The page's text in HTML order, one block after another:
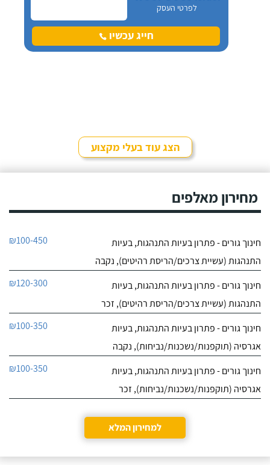
לפרטי העסק
חייג עכשיו
הצג עוד בעלי מקצוע
מחירון מאלפים
חינוך גורים - פתרון בעיות התנהגות, בעיות
התנהגות (עשיית צרכים/הריסת רהיטים), נקבה
₪100-450
חינוך גורים - פתרון בעיות התנהגות, בעיות
התנהגות (עשיית צרכים/הריסת רהיטים), זכר
₪120-300
חינוך גורים - פתרון בעיות התנהגות, בעיות
אגרסיה (תוקפנות/נשכנות/נביחות), נקבה
₪100-350
חינוך גורים - פתרון בעיות התנהגות, בעיות
אגרסיה (תוקפנות/נשכנות/נביחות), זכר
₪100-350
למחירון המלא